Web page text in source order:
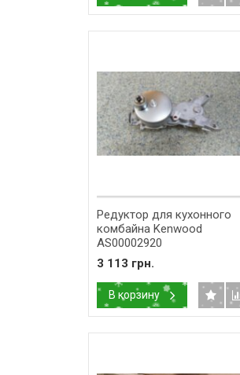
Редуктор для кухонного
комбайна Kenwood
AS00002920
3 113 грн.
В корзину